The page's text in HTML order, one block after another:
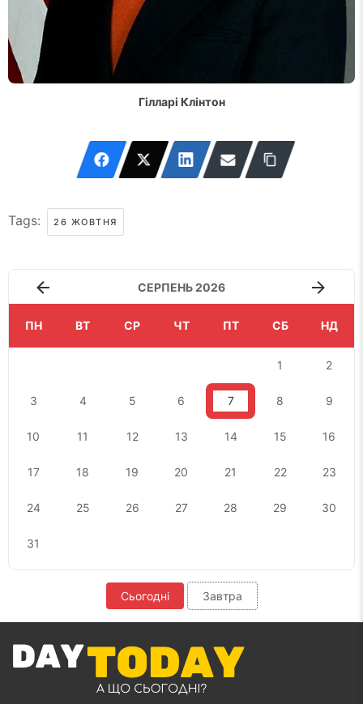
Гілларі Клінтон
Tags: 26 ЖОВТНЯ
СЕРПЕНЬ 2026
ПН ВТ СР ЧТ ПТ СБ НД
1 2
3 4 5 6 7 8 9
10 11 12 13 14 15 16
17 18 19 20 21 22 23
24 25 26 27 28 29 30
31
Сьогодні Завтра